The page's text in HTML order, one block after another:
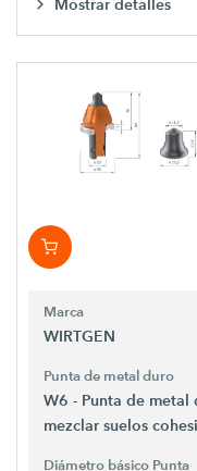
Mostrar detalles
Marca
WIRTGEN
Punta de metal duro
W6 - Punta de
mezclar suelos
Diámetro básico Punta